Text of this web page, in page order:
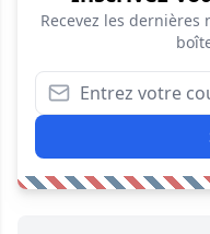
Recevez les